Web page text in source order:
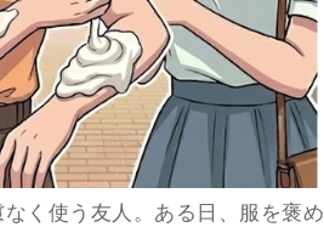
く使う友人。ある日、服を褒め